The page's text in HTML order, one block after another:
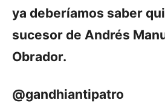
ya deberíamos saber
sucesor de Andrés
Obrador.
@gandhiantipatro